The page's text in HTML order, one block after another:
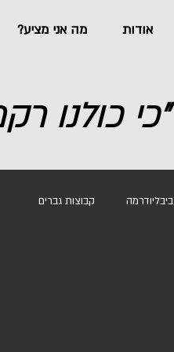
?מה אני מציע אודות
"כי כולנו
ביבליודרמה קבוצות גברים